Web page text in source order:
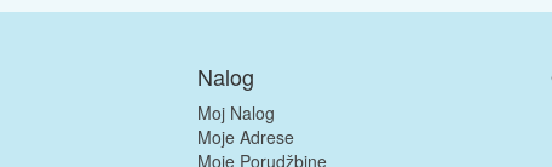
Nalog
Moj Nalog
Moje Adrese
Moje Porudžbine